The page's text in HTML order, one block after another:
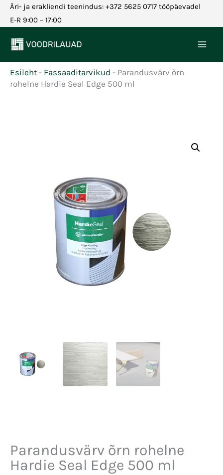
SkipÄri- ja erakliendi teenindus: +372 5625 0717 tööpäevadel
E-R 9:00 – 17:00
Esileht - Fassaaditarvikud - Parandusvärv õrn
rohelne Hardie Seal Edge 500 ml
Parandusvärv õrn rohelne
Hardie Seal Edge 500 ml